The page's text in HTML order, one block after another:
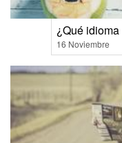
¿Qué
16 Noviembre